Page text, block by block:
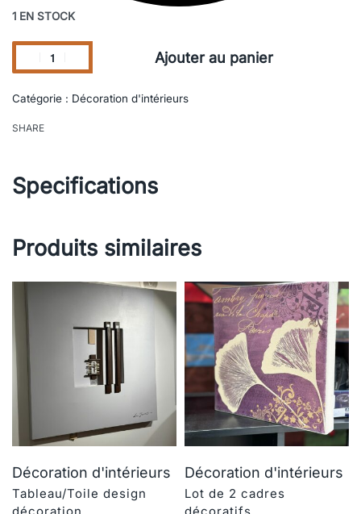
1 EN STOCK
Ajouter au panier
Catégorie : Décoration d'intérieurs
SHARE
Specifications
Produits similaires
Décoration d'intérieurs
Tableau/Toile design
Décoration d'intérieurs
Lot de 2 cadres